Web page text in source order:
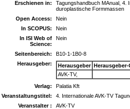
Erschienen in:
Tagungshandbuch MAnual, 4.
duroplastische Formmassen
Open Access:
Nein
In SCOPUS:
Nein
In ISI Web of
Science:
Nein
Seitenbereich:
B10-1-1B0-8
Herausgeber:
Herausgeber Herausgeber-
AVK-TV,
Verlag:
Palatia Kft
Veranstaltungstitel:
4. Internationale AVK-TV
Veranstalter :
AVK-TV